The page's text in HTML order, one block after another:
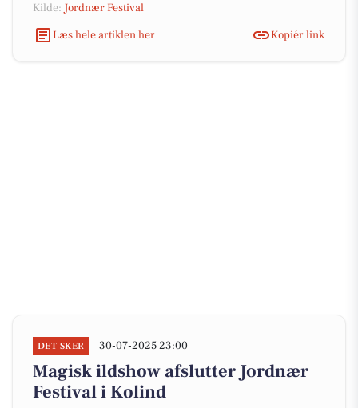
Kilde: Jordnær Festival
Læs hele artiklen her
Kopiér link
DET SKER 30-07-2025 23:00
Magisk ildshow afslutter Jordnær
Festival i Kolind